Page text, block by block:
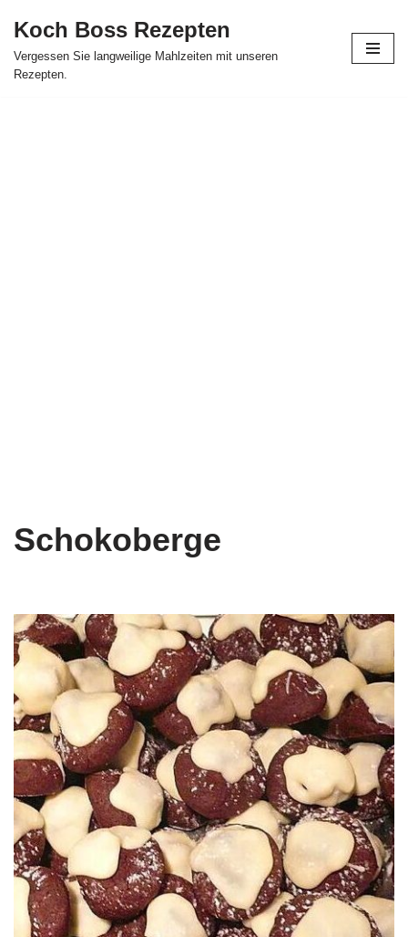
Skip
to
Koch Boss Rezepten
Vergessen Sie langweilige Mahlzeiten mit unseren
Rezepten.
Schokoberge